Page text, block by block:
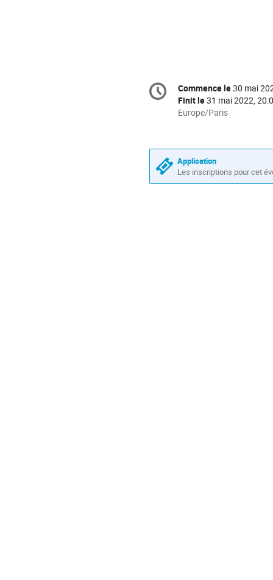
Information
de
Date/Heure
Commence le30 mai
Finit le31 mai 2022,
Toutes
sont
en
Europe/Paris
Europe/Paris
Application
Les inscriptions pour cet